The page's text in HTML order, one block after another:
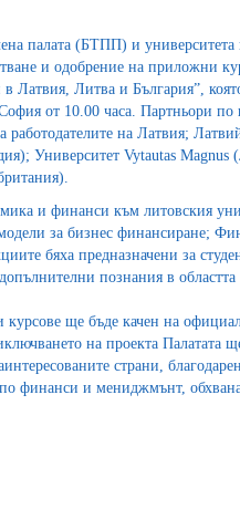
палата (БТПП) и университета
и одобрение на приложни
Латвия, Литва и България”,
от 10.00 часа. Партньори по
на Латвия;
Университет Vytautas Magnus
и финанси към литовския
за бизнес финансиране;
бяха предназначени за
познания в
ще бъде качен на
на проекта Палатата
страни,
финанси и мениджмънт,